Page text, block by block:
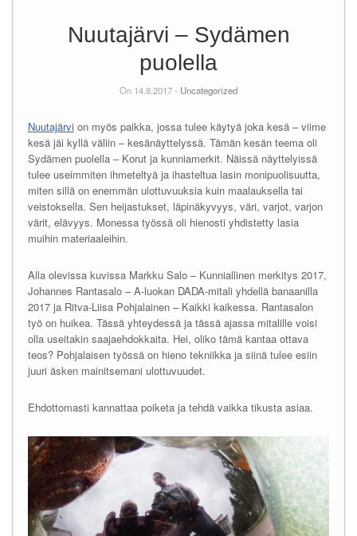
Nuutajärvi – Sydämen
puolella
On 14.8.2017 - Uncategorized
Nuutajärvion myös paikka, jossa tulee käytyä joka kesä – viime
kesä jäi kyllä väliin – kesänäyttelyssä. Tämän kesän teema oli
Sydämen puolella – Korut ja kunniamerkit. Näissä näyttelyissä
tulee useimmiten ihmeteltyä ja ihasteltua lasin monipuolisuutta,
miten sillä on enemmän ulottuvuuksia kuin maalauksella tai
veistoksella. Sen heijastukset, läpinäkyvyys, väri, varjot, varjon
värit, elävyys. Monessa työssä oli hienosti yhdistetty lasia
muihin materiaaleihin.
Alla olevissa kuvissa Markku Salo – Kunniallinen merkitys 2017,
Johannes Rantasalo – A-luokan DADA-mitali yhdellä banaanilla
2017 ja Ritva-Liisa Pohjalainen – Kaikki kaikessa. Rantasalon
työ on huikea. Tässä yhteydessä ja tässä ajassa mitalille voisi
olla useitakin saajaehdokkaita. Hei, oliko tämä kantaa ottava
teos? Pohjalaisen työssä on hieno tekniikka ja siinä tulee esiin
juuri äsken mainitsemani ulottuvuudet.
Ehdottomasti kannattaa poiketa ja tehdä vaikka tikusta asiaa.